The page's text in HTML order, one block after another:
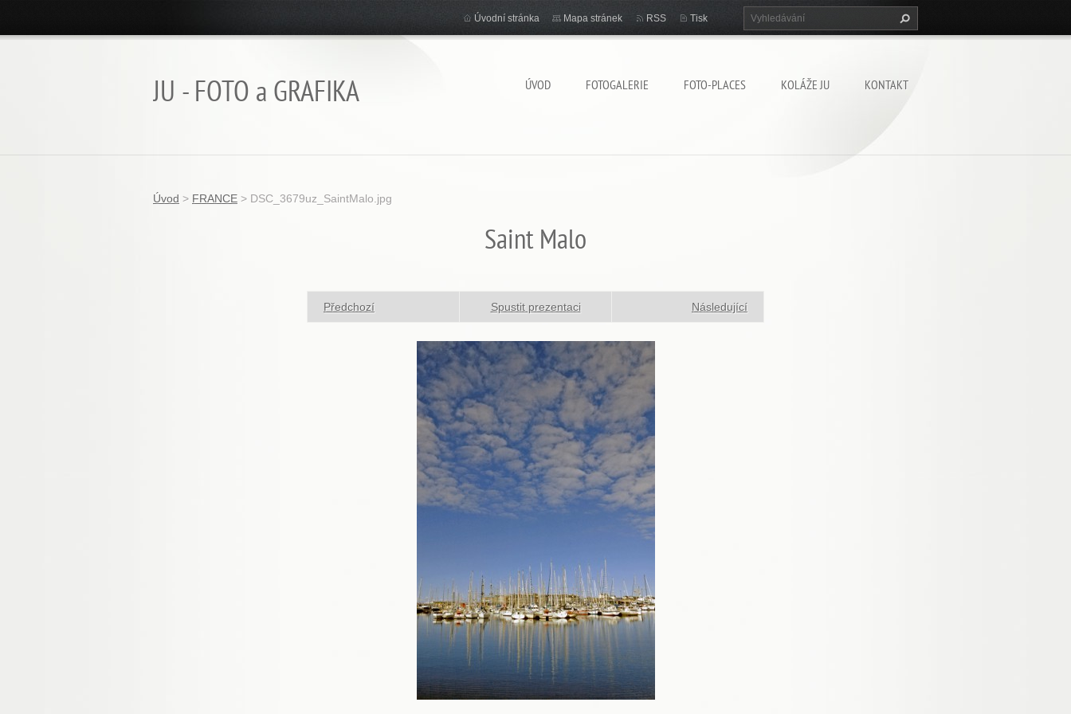
JU - FOTO a GRAFIKA ÚVOD FOTOGALERIE FOTO-PLACES KOLÁŽE JU KONTAKT
Úvodní stránka Mapa stránek RSS Tisk
Úvod > FRANCE > DSC_3679uz_SaintMalo.jpg
Saint Malo
Předchozí Spustit prezentaci Následující